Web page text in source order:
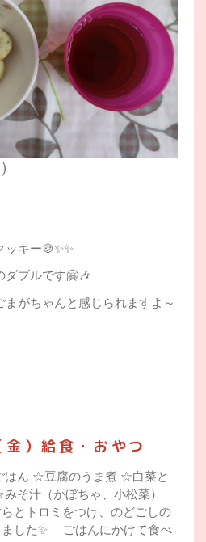
キー🍪✨✨
ブルです🤗🎶
がちゃんと感じられますよ～
）給食・おやつ
ん ☆豆腐のうま煮 ☆白菜と
みそ汁（かぼちゃ、小松菜）
とトロミをつけ、のどごしの
ました✨ ごはんにかけて食べ